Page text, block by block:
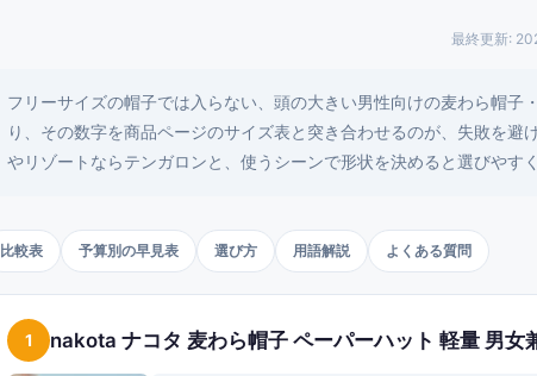
最終更新:
フリーサイズの帽子では入らない、頭の大きい男性向けの麦わら帽
り、その数字を商品ページのサイズ表と突き合わせるのが、失敗を
やリゾートならテンガロンと、使うシーンで形状を決めると選びやす
比較表 予算別の早見表 選び方 用語解説 よくある質問
1 nakota ナコタ 麦わら帽子 ペーパーハット 軽量 男